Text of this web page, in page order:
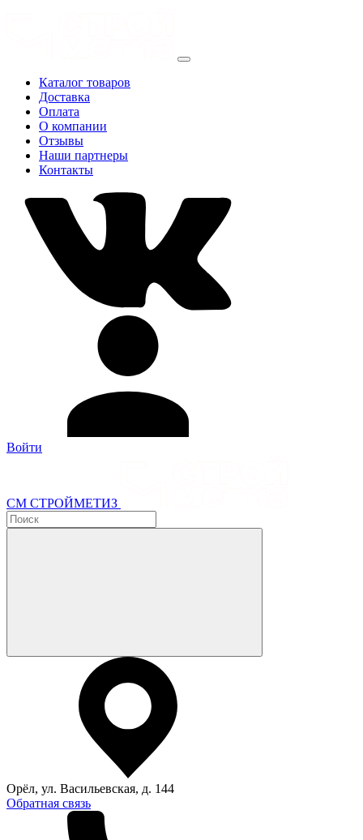
Каталог товаров
Доставка
Оплата
О компании
Отзывы
Наши партнеры
Контакты
Войти
СМ СТРОЙМЕТИЗ
Орёл, ул. Васильевская, д. 144
Обратная связь